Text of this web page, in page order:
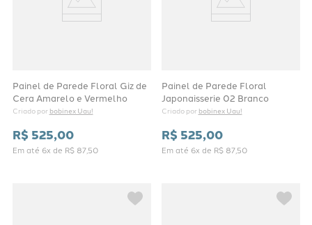
Painel de Parede Floral Giz de
Cera Amarelo e Vermelho
Criado por bobinex Uau!
R$ 525,00
Em até 6x de R$ 87,50
Painel de Parede Floral
Japonaisserie 02 Branco
Criado por bobinex Uau!
R$ 525,00
Em até 6x de R$ 87,50